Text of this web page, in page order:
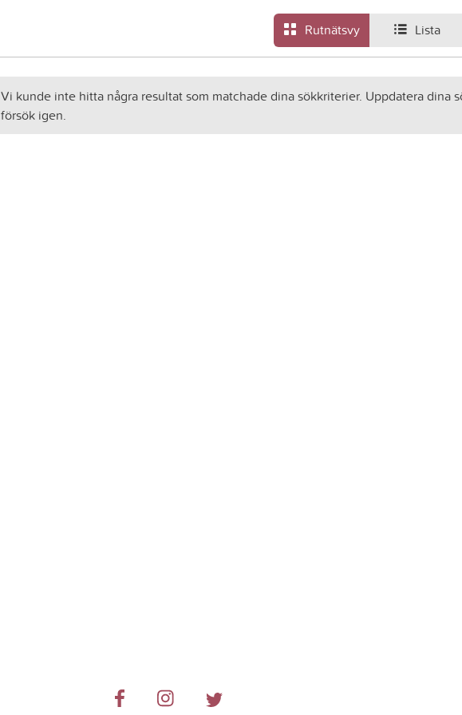
Rutnätsvy Lista
Vi kunde inte hitta några resultat som matchade dina sökkriterier. Uppdatera dina
försök igen.